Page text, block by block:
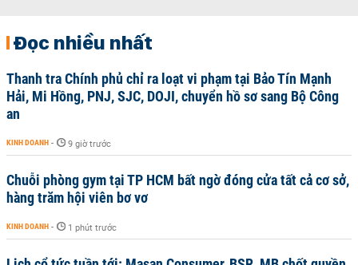
Đọc nhiều nhất
Thanh tra Chính phủ chỉ ra loạt vi phạm tại Bảo Tín Mạnh
Hải, Mi Hồng, PNJ, SJC, DOJI, chuyển hồ sơ sang Bộ Công
an
KINH DOANH - 9 giờ trước
Chuỗi phòng gym tại TP HCM bất ngờ đóng cửa tất cả cơ sở,
hàng trăm hội viên bơ vơ
KINH DOANH - 1 phút trước